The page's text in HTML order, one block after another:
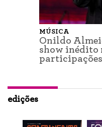
MÚSICA
Onildo
show inédito
edições